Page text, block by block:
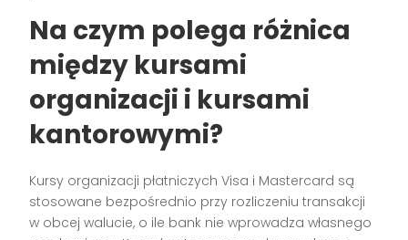
Na czym polega różnica
między kursami
organizacji i kursami
kantorowymi?
Kursy organizacji płatniczych Visa i Mastercard są
stosowane bezpośrednio przy rozliczeniu transakcji
w obcej walucie, o ile bank nie wprowadza własnego